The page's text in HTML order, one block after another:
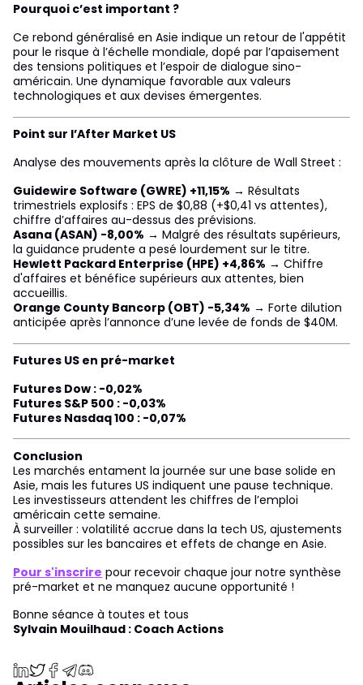
Pourquoi c’est important ?
Ce rebond généralisé en Asie indique un retour de l'appétit
pour le risque à l’échelle mondiale, dopé par l’apaisement
des tensions politiques et l’espoir de dialogue sino-
américain. Une dynamique favorable aux valeurs
technologiques et aux devises émergentes.
Point sur l’After Market US
Analyse des mouvements après la clôture de Wall Street :
Guidewire Software (GWRE) +11,15% → Résultats
trimestriels explosifs : EPS de $0,88 (+$0,41 vs attentes),
chiffre d’affaires au-dessus des prévisions.
Asana (ASAN) -8,00% → Malgré des résultats supérieurs,
la guidance prudente a pesé lourdement sur le titre.
Hewlett Packard Enterprise (HPE) +4,86% → Chiffre
d'affaires et bénéfice supérieurs aux attentes, bien
accueillis.
Orange County Bancorp (OBT) -5,34% → Forte dilution
anticipée après l’annonce d’une levée de fonds de $40M.
Futures US en pré-market
Futures Dow : -0,02%
Futures S&P 500 : -0,03%
Futures Nasdaq 100 : -0,07%
Conclusion
Les marchés entament la journée sur une base solide en
Asie, mais les futures US indiquent une pause technique.
Les investisseurs attendent les chiffres de l’emploi
américain cette semaine.
À surveiller : volatilité accrue dans la tech US, ajustements
possibles sur les bancaires et effets de change en Asie.
Pour s'inscrire pour recevoir chaque jour notre synthèse
pré-market et ne manquez aucune opportunité !
Bonne séance à toutes et tous
Sylvain Mouilhaud : Coach Actions